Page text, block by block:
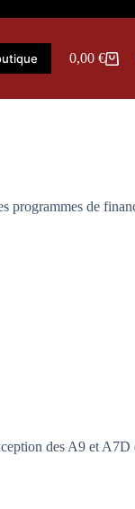
Panier
0,00 €
de
des A9 et